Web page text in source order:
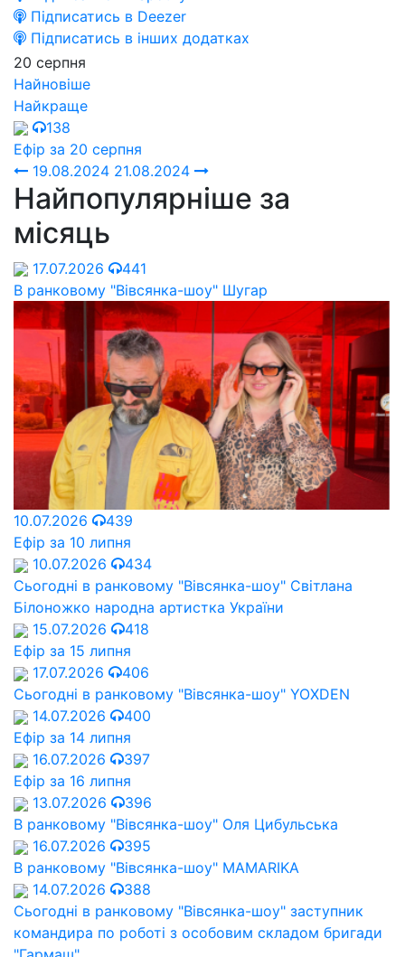
Підписатись в Deezer
Підписатись в інших додатках
20 серпня
Найновіше
Найкраще
138
Ефір за 20 серпня
19.08.2024 21.08.2024
Найпопулярніше за
місяць
17.07.2026
441
В ранковому "Вівсянка-шоу" Шугар
10.07.2026
439
Ефір за 10 липня
10.07.2026
434
Сьогодні в ранковому "Вівсянка-шоу" Cвітлана
Білоножко народна артистка України
15.07.2026
418
Ефір за 15 липня
17.07.2026
406
Сьогодні в ранковому "Вівсянка-шоу" YOXDEN
14.07.2026
400
Ефір за 14 липня
16.07.2026
397
Ефір за 16 липня
13.07.2026
396
В ранковому "Вівсянка-шоу" Оля Цибульська
16.07.2026
395
В ранковому "Вівсянка-шоу" MAMARIKA
14.07.2026
388
Сьогодні в ранковому "Вівсянка-шоу" заступник
командира по роботі з особовим складом бригади